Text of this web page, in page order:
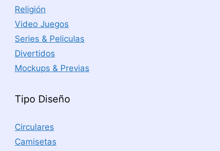
Religión
Video Juegos
Series & Peliculas
Divertidos
Mockups & Previas
Tipo Diseño
Circulares
Camisetas